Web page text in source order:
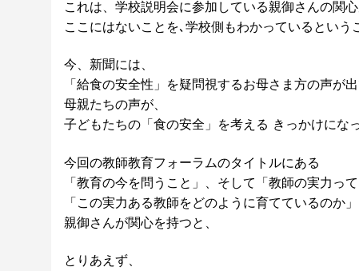
これは、学校説明会に参加している親御さんの関
ここにはないことを､学校側もわかっているという
今、新聞には、
「給食の安全性」を疑問視するお母さま方の声が出
母親たちの声が、
子どもたちの「食の安全」を考える きっかけにな
今回の教師教育フォーラムのタイトルにある
「教育の今を問うこと」、そして「教師の実力っ
「この実力ある教師をどのように育てているのか
親御さんが関心を持つと、
とりあえず、